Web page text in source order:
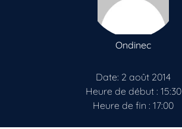
Ondinec
Date: 2 août 2014
Heure de début : 15:30
Heure de fin : 17:00